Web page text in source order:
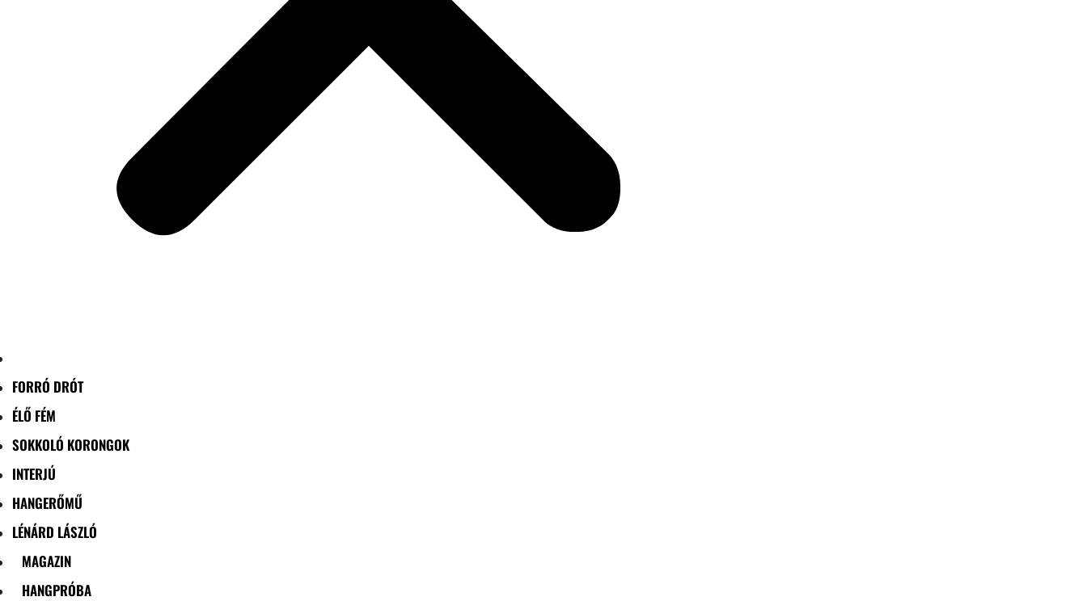
FORRÓ DRÓT
ÉLŐ FÉM
SOKKOLÓ KORONGOK
INTERJÚ
HANGERŐMŰ
LÉNÁRD LÁSZLÓ
MAGAZIN
HANGPRÓBA